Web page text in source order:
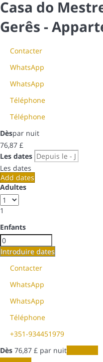
Casa do
Gerês -
Contacter
WhatsApp
WhatsApp
Téléphone
Téléphone
Dèspar nuit
76,87 £
Les dates
Les dates
Add dates
Adultes
1
Enfants
Introduire dates
Contacter
WhatsApp
WhatsApp
Téléphone
+351-934451979
Dès 76,87 £ par nuit